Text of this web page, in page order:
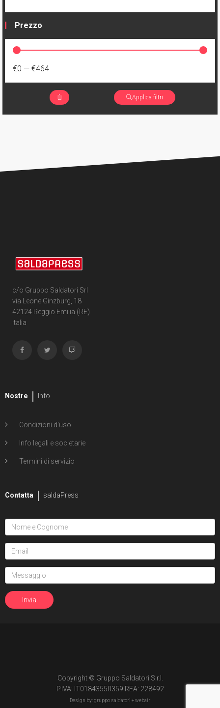
Prezzo
€0 — €464
Applica filtri
c/o Gruppo Saldatori Srl
via Leone Ginzburg, 18
42124 Reggio Emilia (RE)
Italia
Nostre Info
Condizioni d'uso
Info legali e societarie
Termini di servizio
Contatta saldaPress
Copyright © Gruppo Saldatori S.r.l.
P.IVA: IT01843550359 REA: 228492
Design by: gruppo saldatori +webair